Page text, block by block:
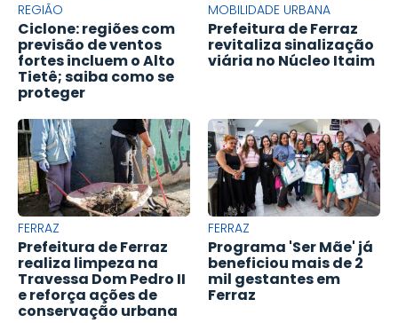
REGIÃO
Ciclone: regiões com
previsão de ventos
fortes incluem o Alto
Tietê; saiba como se
proteger
MOBILIDADE URBANA
Prefeitura de Ferraz
revitaliza sinalização
viária no Núcleo Itaim
FERRAZ
Prefeitura de Ferraz
realiza limpeza na
Travessa Dom Pedro II
e reforça ações de
conservação urbana
FERRAZ
Programa 'Ser Mãe' já
beneficiou mais de 2
mil gestantes em
Ferraz